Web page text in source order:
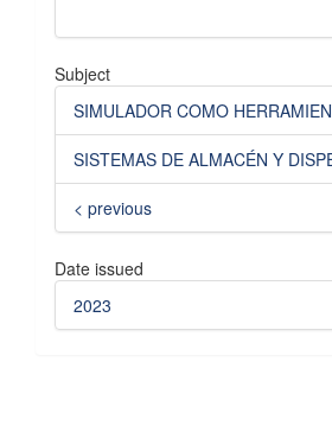
Subject
SIMULADOR COMO
SISTEMAS DE ALMACÉN Y
< previous
Date issued
2023